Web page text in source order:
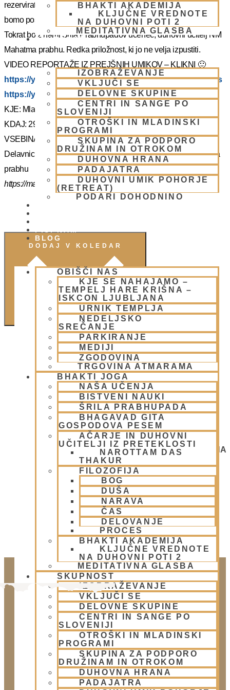
BHAKTI AKADEMIJA
KLJUČNE VREDNOTE
NA DUHOVNI POTI 2
MEDITATIVNA GLASBA
SKUPNOST
IZOBRAŽEVANJE
VKLJUČI SE
DELOVNE SKUPINE
CENTRI IN SANGE PO
SLOVENIJI
OTROŠKI IN MLADINSKI
PROGRAMI
SKUPINA ZA PODPORO
DRUŽINAM IN OTROKOM
DUHOVNA HRANA
PADAJATRA
DUHOVNI UMIK POHORJE
(RETREAT)
PODARI DOHODNINO
BLOG
OBIŠČI NAS
KJE SE NAHAJAMO –
TEMPELJ HARE KRIŠNA –
ISKCON LJUBLJANA
URNIK TEMPLJA
NEDELJSKO
SREČANJE
PARKIRANJE
MEDIJI
ZGODOVINA
TRGOVINA ATMARAMA
BHAKTI JOGA
NAŠA UČENJA
BISTVENI NAUKI
ŠRILA PRABHUPADA
BHAGAVAD GITA
GOSPODOVA PESEM
AČARJE IN DUHOVNI
UČITELJI IZ PRETEKLOSTI
NAROTTAM DAS
THAKUR
FILOZOFIJA
BOG
DUŠA
NARAVA
ČAS
DELOVANJE
PROCES
BHAKTI AKADEMIJA
KLJUČNE VREDNOTE
NA DUHOVNI POTI 2
MEDITATIVNA GLASBA
SKUPNOST
IZOBRAŽEVANJE
VKLJUČI SE
DELOVNE SKUPINE
CENTRI IN SANGE PO
SLOVENIJI
OTROŠKI IN MLADINSKI
PROGRAMI
SKUPINA ZA PODPORO
DRUŽINAM IN OTROKOM
DUHOVNA HRANA
PADAJATRA
rezervirate dopust. Več podatkov in možnost za prijavo vam
bomo poslal kasneje.
Tokrat bo z nami Šrila Prabhupadov učenec, duhovni učitelj NM
Mahatma prabhu. Redka priložnost, ki jo ne velja izpustiti.
VIDEO REPORTAŽE IZ PREJŠNIH UMIKOV – KLIKNI 🙂
https://youtu.be/mVmx_h4mTCc?si=iYB7KXEdqz7Nz2is
https://youtu.be/AziuZJyrho4?si=Zr5a_H8Hj-X888vW
KJE: Mladinski dom na Smolniku (mariborsko Pohorje)
KDAJ: 29.7.- 2.8.2025 (od torka do sobote)
VSEBINA:
Delavnice in bo vodil, Šrila Prabhupadov učenec NM Mahatma
prabhu
https://mahatmadas.com
NEDELJSKO SREČANJE - CENTER HARE KRIŠNA
Gaura Purnima festival 2026
Klikni gumb spodaj.